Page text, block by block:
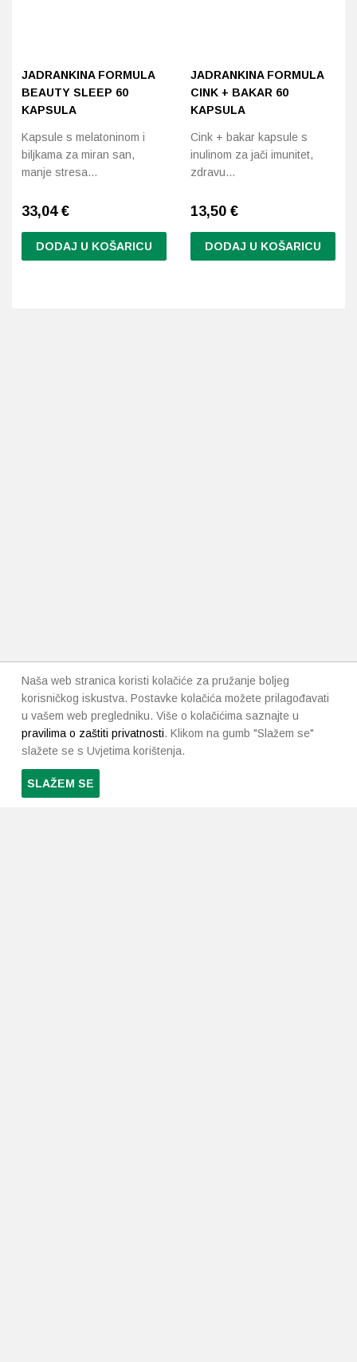
JADRANKINA FORMULA
BEAUTY SLEEP 60
KAPSULA
Kapsule s melatoninom i
biljkama za miran san,
manje stresa…
33,04 €
DODAJ U KOŠARICU
JADRANKINA FORMULA
CINK + BAKAR 60
KAPSULA
Cink + bakar kapsule s
inulinom za jači imunitet,
zdravu…
13,50 €
DODAJ U KOŠARICU
Naša web stranica koristi kolačiće za pružanje boljeg
korisničkog iskustva. Postavke kolačića možete prilagođavati
u vašem web pregledniku. Više o kolačićima saznajte u
pravilima o zaštiti privatnosti. Klikom na gumb "Slažem se"
slažete se s Uvjetima korištenja.
SLAŽEM SE